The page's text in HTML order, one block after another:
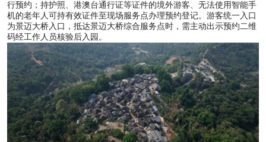
行预约；持护照、港澳台通行证等证件的境外游客、无法使用智能手
机的老年人可持有效证件至现场服务点办理预约登记。游客统一入口
为景迈大桥入口，抵达景迈大桥综合服务点时，需主动出示预约二维
码经工作人员核验后入园。